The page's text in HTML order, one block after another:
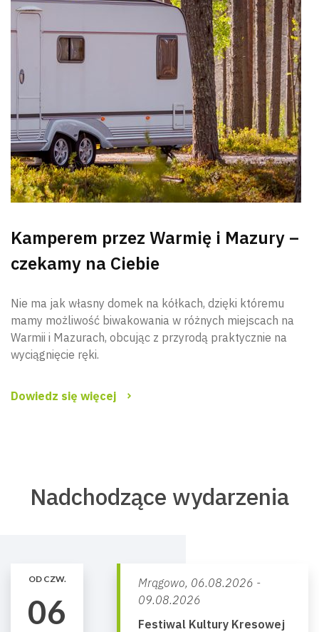
Kamperem przez Warmię i Mazury –
czekamy na Ciebie
Nie ma jak własny domek na kółkach, dzięki któremu
mamy możliwość biwakowania w różnych miejscach na
Warmii i Mazurach, obcując z przyrodą praktycznie na
wyciągnięcie ręki.
Dowiedz się więcej
Nadchodzące wydarzenia
OD CZW.
06
Mrągowo, 06.08.2026 -
09.08.2026
Festiwal Kultury Kresowej